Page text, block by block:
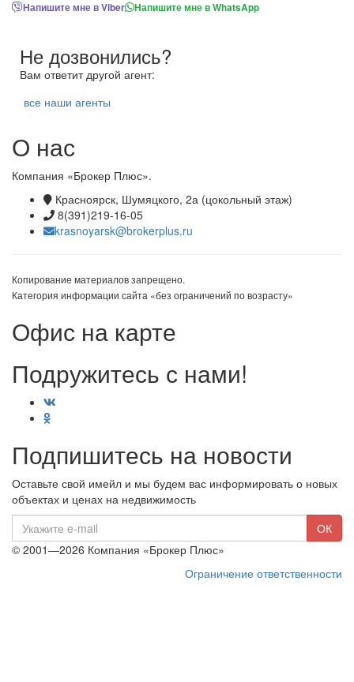
Напишите мне в Viber
Напишите мне в WhatsApp
Не дозвонились?
Вам ответит другой агент:
все наши агенты
О нас
Компания «Брокер Плюс».
Красноярск, Шумяцкого, 2а (цокольный этаж)
8(391)219-16-05
krasnoyarsk@brokerplus.ru
Копирование материалов запрещено.
Категория информации сайта «без ограничений по возрасту»
Офис на карте
Подружитесь с нами!
Подпишитесь на новости
Оставьте свой имейл и мы будем вас информировать о новых
объектах и ценах на недвижимость
mail
ОК
© 2001—2026 Компания «Брокер Плюс»
Ограничение ответственности